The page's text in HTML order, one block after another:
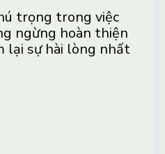
trọng trong việc
ngừng hoàn thiện
lại sự hài lòng nhất